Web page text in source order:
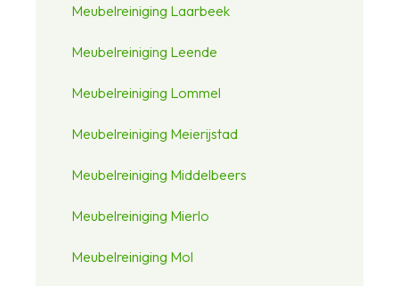
Meubelreiniging Laarbeek
Meubelreiniging Leende
Meubelreiniging Lommel
Meubelreiniging Meierijstad
Meubelreiniging Middelbeers
Meubelreiniging Mierlo
Meubelreiniging Mol